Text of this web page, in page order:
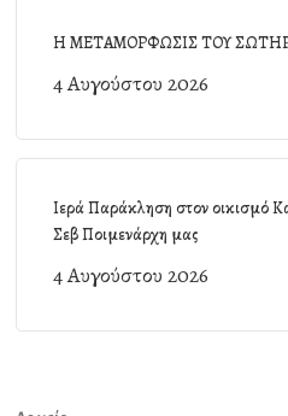
Η ΜΕΤΑΜΟΡΦΩΣΙΣ ΤΟΥ
4 Αυγούστου 2026
Ιερά Παράκληση στον οικισμό
Σεβ Ποιμενάρχη μας
4 Αυγούστου 2026